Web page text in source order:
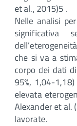
et al., 2015)5 .
Nelle analisi
significativa
che si va a
corpo dei dati
95%, 1,04-
elevata
Alexander et al.
lavorate.